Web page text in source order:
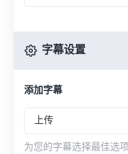
字幕设置
添加字幕
上传
为您的字幕选择最佳选